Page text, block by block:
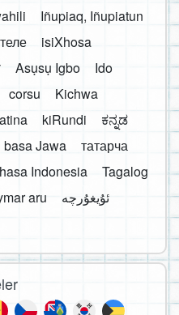
Iñupiaq, Iñupiatun
isiXhosa
Asụsụ Igbo
Ido
corsu
Kichwa
kiRundi
ಕನ್ನಡ
basa Jawa
татарча
Indonesia
Tagalog
aru